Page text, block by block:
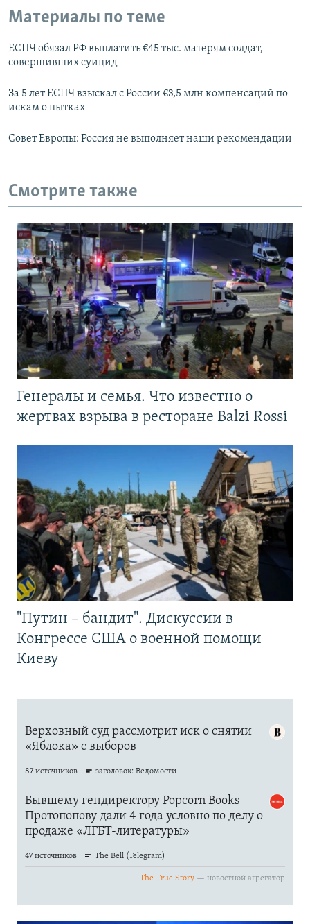
Материалы по теме
ЕСПЧ обязал РФ выплатить €45 тыс. матерям солдат,
совершивших суицид
За 5 лет ЕСПЧ взыскал с России €3,5 млн компенсаций по
искам о пытках
Совет Европы: Россия не выполняет наши рекомендации
Смотрите также
Генералы и семья. Что известно о
жертвах взрыва в ресторане Balzi Rossi
"Путин – бандит". Дискуссии в
Конгрессе США о военной помощи
Киеву